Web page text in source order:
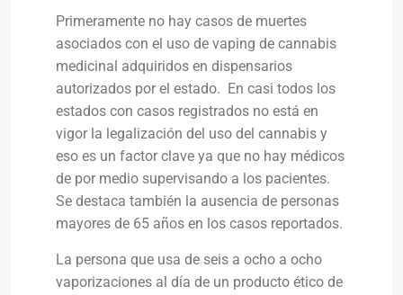
Primeramente no hay casos de muertes
asociados con el uso de vaping de cannabis
medicinal adquiridos en dispensarios
autorizados por el estado. En casi todos los
estados con casos registrados no está en
vigor la legalización del uso del cannabis y
eso es un factor clave ya que no hay médicos
de por medio supervisando a los pacientes.
Se destaca también la ausencia de personas
mayores de 65 años en los casos reportados.
La persona que usa de seis a ocho a ocho
vaporizaciones al día de un producto ético de